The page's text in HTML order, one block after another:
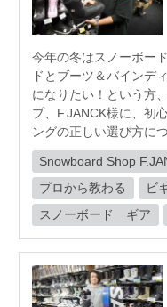
今年の冬はスノーボー
ドとブーツ＆バインデ
になりたい！という方
プ、F.JANCK様に、初
ングの正しい選び方に
Snowboard Shop
プロから教わる
ビ
スノーボード ギア